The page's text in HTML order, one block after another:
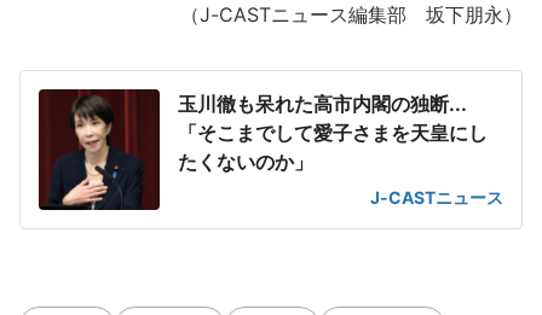
（J-CASTニュース編集部 坂下朋永）
玉川徹も呆れた高市内閣の独断...
「そこまでして愛子さまを天皇にし
たくないのか」
J-CASTニュース